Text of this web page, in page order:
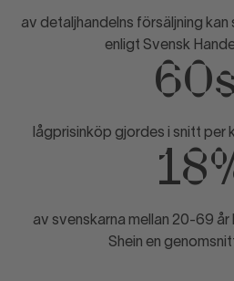
av detaljhandelns försäljning kan
enligt Svensk
lågprisinköp gjordes i snitt per
av svenskarna mellan 20-69 år
Shein en